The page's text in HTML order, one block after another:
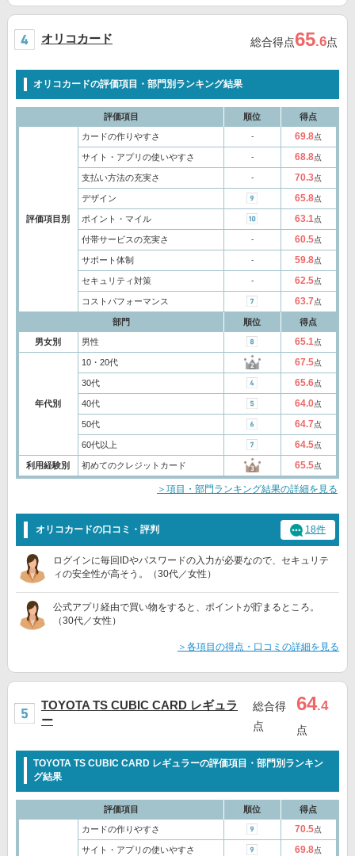
オリコカード 総合得点65.6点
オリコカードの評価項目・部門別ランキング結果
評価項目 順位 得点
評価項目別
カードの作りやすさ ‐ 69.8点
サイト・アプリの使いやすさ ‐ 68.8点
支払い方法の充実さ ‐ 70.3点
デザイン 65.8点
ポイント・マイル 63.1点
付帯サービスの充実さ ‐ 60.5点
サポート体制 ‐ 59.8点
セキュリティ対策 ‐ 62.5点
コストパフォーマンス 63.7点
部門 順位 得点
男女別 男性 65.1点
年代別
10・20代 67.5点
30代 65.6点
40代 64.0点
50代 64.7点
60代以上 64.5点
利用経験別 初めてのクレジットカード 65.5点
＞項目・部門ランキング結果の詳細を見る
オリコカードの口コミ・評判 18件
ログインに毎回IDやパスワードの入力が必要なので、セキュリテ
ィの安全性が高そう。（30代／女性）
公式アプリ経由で買い物をすると、ポイントが貯まるところ。
（30代／女性）
＞各項目の得点・口コミの詳細を見る
TOYOTA TS CUBIC CARD レギュラ
ー
総合得
点
64.4
点
TOYOTA TS CUBIC CARD レギュラーの評価項目・部門別ランキン
グ結果
評価項目 順位 得点
カードの作りやすさ 70.5点
サイト・アプリの使いやすさ 69.8点